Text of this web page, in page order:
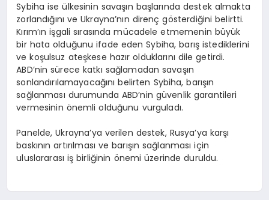
Sybiha ise ülkesinin savaşın başlarında destek almakta
zorlandığını ve Ukrayna’nın direnç gösterdiğini belirtti.
Kırım’ın işgali sırasında mücadele etmemenin büyük
bir hata olduğunu ifade eden Sybiha, barış istediklerini
ve koşulsuz ateşkese hazır olduklarını dile getirdi.
ABD’nin sürece katkı sağlamadan savaşın
sonlandırılamayacağını belirten Sybiha, barışın
sağlanması durumunda ABD’nin güvenlik garantileri
vermesinin önemli olduğunu vurguladı.
Panelde, Ukrayna’ya verilen destek, Rusya’ya karşı
baskının artırılması ve barışın sağlanması için
uluslararası iş birliğinin önemi üzerinde duruldu.